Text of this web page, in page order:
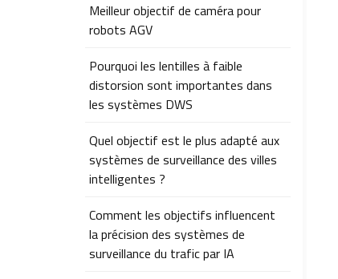
Meilleur objectif de caméra pour
robots AGV
Pourquoi les lentilles à faible
distorsion sont importantes dans
les systèmes DWS
Quel objectif est le plus adapté aux
systèmes de surveillance des villes
intelligentes ?
Comment les objectifs influencent
la précision des systèmes de
surveillance du trafic par IA